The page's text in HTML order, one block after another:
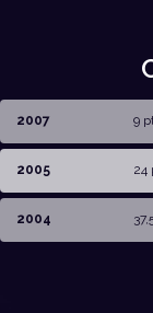
2007 9
2005 24
2004